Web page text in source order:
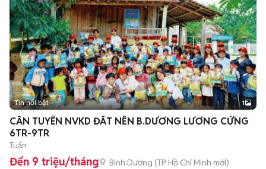
Tin nổi bật 1
CẦN TUYÊN NVKD ĐẤT NỀN B.DƯƠNG LƯƠNG CỨNG
6TR-9TR
Tuấn
Đến 9 triệu/tháng Bình Dương (TP Hồ Chí Minh mới)